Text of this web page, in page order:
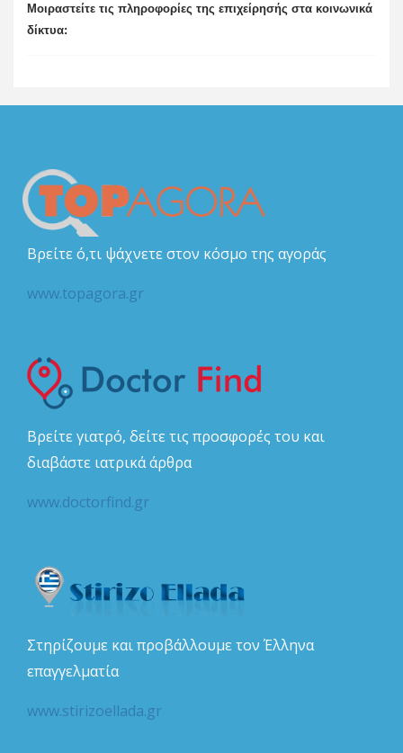
Μοιραστείτε τις πληροφορίες της επιχείρησής στα κοινωνικά
δίκτυα:
Βρείτε ό,τι ψάχνετε στον κόσμο της αγοράς
www.topagora.gr
Βρείτε γιατρό, δείτε τις προσφορές του και
διαβάστε ιατρικά άρθρα
www.doctorfind.gr
Στηρίζουμε και προβάλλουμε τον Έλληνα
επαγγελματία
www.stirizoellada.gr